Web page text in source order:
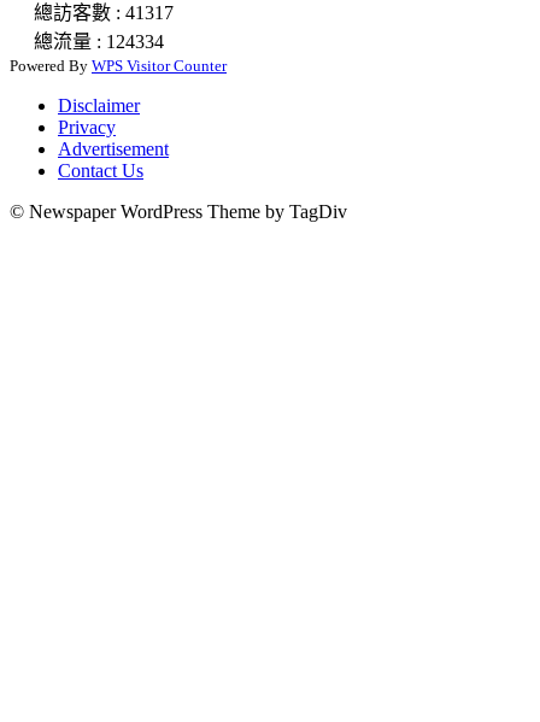
總訪客數 : 41317
總流量 : 124334
Powered By WPS Visitor Counter
Disclaimer
Privacy
Advertisement
Contact Us
© Newspaper WordPress Theme by TagDiv